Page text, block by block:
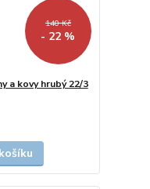
140 Kč
- 22 %
a kovy hrubý 22/3